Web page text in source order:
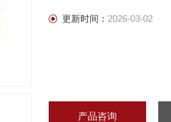
更新时间： 2026-03-02
产品咨询